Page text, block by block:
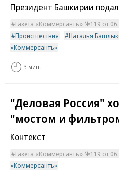
Президент Башкирии
Газета «Коммерсантъ» №119 от
Происшествия
Наталья
«Коммерсантъ»
3 мин.
"Деловая Россия"
"мостом и
Контекст
Газета «Коммерсантъ» №119 от
«Коммерсантъ»